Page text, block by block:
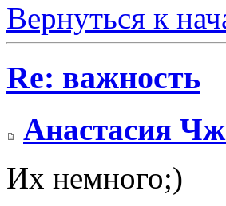
Вернуться к
Re: важность
Анастасия
Их немного;)